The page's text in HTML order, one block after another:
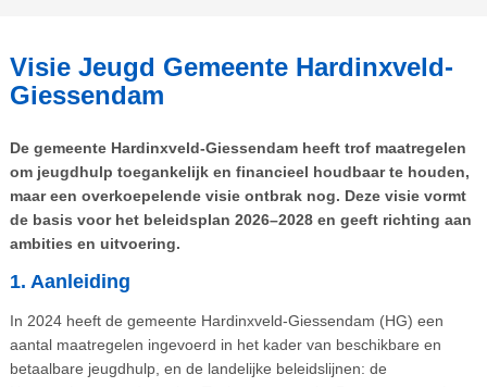
Visie Jeugd Gemeente Hardinxveld-
Giessendam
De gemeente Hardinxveld-Giessendam heeft trof maatregelen
om jeugdhulp toegankelijk en financieel houdbaar te houden,
maar een overkoepelende visie ontbrak nog. Deze visie vormt
de basis voor het beleidsplan 2026–2028 en geeft richting aan
ambities en uitvoering.
1. Aanleiding
In 2024 heeft de gemeente Hardinxveld-Giessendam (HG) een
aantal maatregelen ingevoerd in het kader van beschikbare en
betaalbare jeugdhulp, en de landelijke beleidslijnen: de